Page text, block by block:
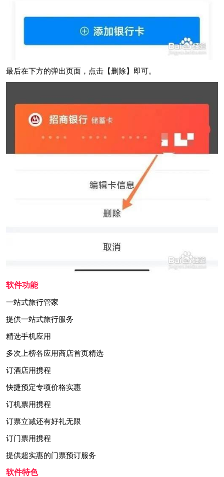
最后在下方的弹出页面，点击【删除】即可。
软件功能
一站式旅行管家
提供一站式旅行服务
精选手机应用
多次上榜各应用商店首页精选
订酒店用携程
快捷预定专项价格实惠
订机票用携程
订票立减还有好礼无限
订门票用携程
提供超实惠的门票预订服务
软件特色